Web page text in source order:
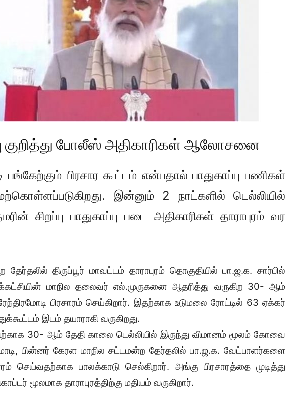
குறித்து போலீஸ் அதிகாரிகள் ஆலோசனை
பங்கேற்கும் பிரசார கூட்டம் என்பதால் பாதுகாப்பு பணிகள்
இன்னும் 2 நாட்களில் டெல்லியில்
சிறப்பு பாதுகாப்பு படை அதிகாரிகள் தாராபுரம் வர
திருப்பூர் மாவட்டம் தாராபுரம் தொகுதியில் பா.ஜ.க. சார்பில்
மாநில தலைவர் எல்.முருகனை ஆதரித்து வருகிற 30- ஆம்
பிரசாரம் செய்கிறார். இதற்காக உடுமலை ரோட்டில் 63 ஏக்கர்
இடம் தயாராகி வருகிறது.
30- ஆம் தேதி காலை டெல்லியில் இருந்து விமானம் மூலம் கோவை
பின்னர் கேரள மாநில சட்டமன்ற தேர்தலில் பா.ஜ.க. வேட்பாளர்களை
செய்வதற்காக பாலக்காடு செல்கிறார். அங்கு பிரசாரத்தை முடித்து
மூலமாக தாராபுரத்திற்கு மதியம் வருகிறார்.